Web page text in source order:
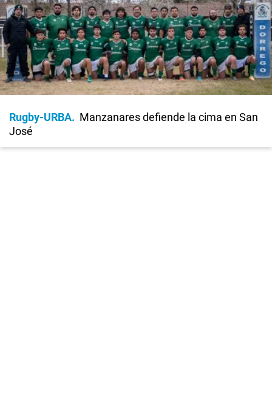
Rugby-URBA
Manzanares defiende la cima en San
José